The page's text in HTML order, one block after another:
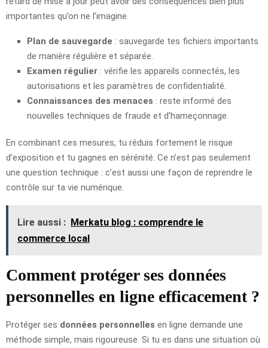
importantes qu’on ne l’imagine.
Plan de sauvegarde : sauvegarde tes fichiers importants
de manière régulière et séparée.
Examen régulier : vérifie les appareils connectés, les
autorisations et les paramètres de confidentialité.
Connaissances des menaces : reste informé des
nouvelles techniques de fraude et d’hameçonnage.
En combinant ces mesures, tu réduis fortement le risque
d’exposition et tu gagnes en sérénité. Ce n’est pas seulement
une question technique : c’est aussi une façon de reprendre le
contrôle sur ta vie numérique.
Lire aussi : Merkatu blog : comprendre le
commerce local
Comment protéger ses données
personnelles en ligne efficacement ?
Protéger ses données personnelles en ligne demande une
méthode simple, mais rigoureuse. Si tu es dans une situation où